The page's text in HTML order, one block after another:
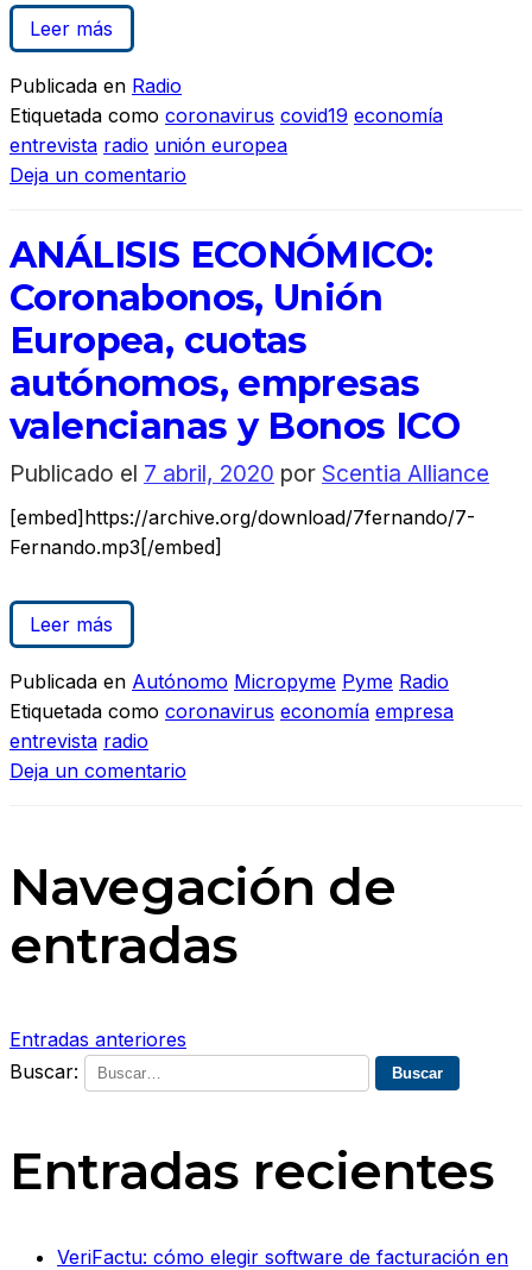
Leer más
Publicada en Radio
Etiquetada como coronavirus covid19 economía
entrevista radio unión europea
Deja un comentario
ANÁLISIS ECONÓMICO:
Coronabonos, Unión
Europea, cuotas
autónomos, empresas
valencianas y Bonos ICO
Publicado el 7 abril, 2020 por Scentia Alliance
[embed]https://archive.org/download/7fernando/7-
Fernando.mp3[/embed]
Leer más
Publicada en Autónomo Micropyme Pyme Radio
Etiquetada como coronavirus economía empresa
entrevista radio
Deja un comentario
Navegación de
entradas
Entradas anteriores
Buscar:
Entradas recientes
VeriFactu: cómo elegir software de facturación en